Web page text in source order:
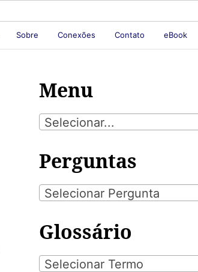
Sobre Conexões Contato eBook
Menu
Selecionar...
Perguntas
Selecionar Pergunta
Glossário
Selecionar Termo